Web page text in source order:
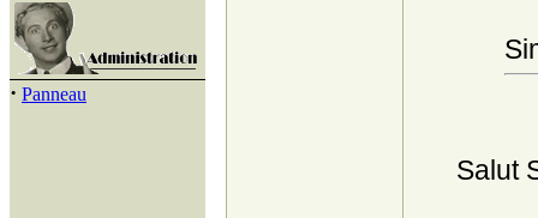
· Panneau
Salut